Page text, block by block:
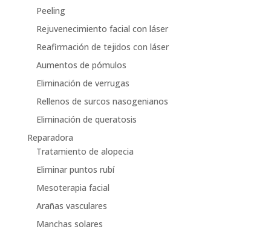
Peeling
Rejuvenecimiento facial con láser
Reafirmación de tejidos con láser
Aumentos de pómulos
Eliminación de verrugas
Rellenos de surcos nasogenianos
Eliminación de queratosis
Reparadora
Tratamiento de alopecia
Eliminar puntos rubí
Mesoterapia facial
Arañas vasculares
Manchas solares